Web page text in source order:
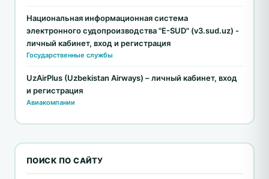
Национальная информационная система
электронного судопроизводства "E-SUD" (v3.sud.uz) -
личный кабинет, вход и регистрация
Государственные службы
UzAirPlus (Uzbekistan Airways) – личный кабинет, вход
и регистрация
Авиакомпании
ПОИСК ПО САЙТУ